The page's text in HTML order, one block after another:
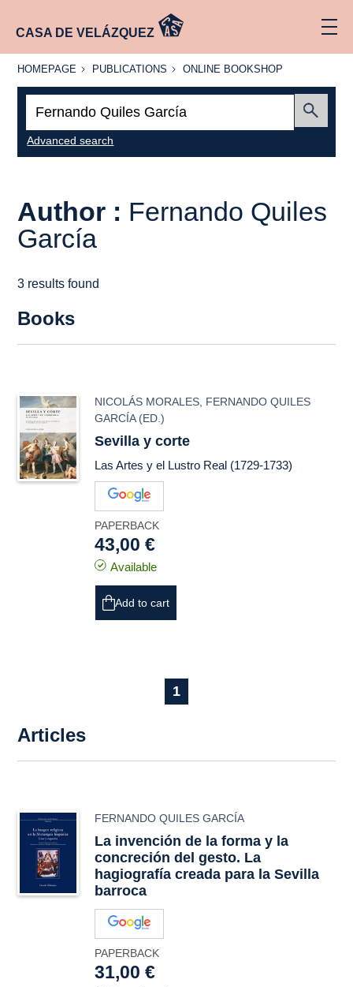
CASA DE VELÁZQUEZ
HOMEPAGE
HOMEPAGE PUBLICATIONS
PUBLICATIONS
ONLINE
ONLINE BOOKSHOP
Advanced search
Author : Fernando Quiles
García
3 results found
Books
NICOLÁS MORALES FERNANDO QUILES
GARCÍA(ED.)
Sevilla y corte
Las Artes y el Lustro Real (1729-1733)
PAPERBACK
43,00 €
Available
Add to cart
1
Articles
FERNANDO QUILES GARCÍA
La invención de la forma y la
concreción del gesto. La
hagiografía creada para la Sevilla
barroca
PAPERBACK
31,00 €